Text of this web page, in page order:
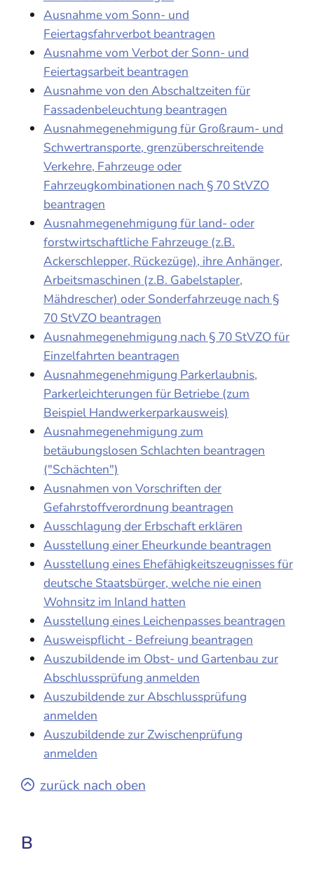
Ausnahme vom Sonn- und
Feiertagsfahrverbot beantragen
Ausnahme vom Verbot der Sonn- und
Feiertagsarbeit beantragen
Ausnahme von den Abschaltzeiten für
Fassadenbeleuchtung beantragen
Ausnahmegenehmigung für Großraum- und
Schwertransporte, grenzüberschreitende
Verkehre, Fahrzeuge oder
Fahrzeugkombinationen nach § 70 StVZO
beantragen
Ausnahmegenehmigung für land- oder
forstwirtschaftliche Fahrzeuge (z.B.
Ackerschlepper, Rückezüge), ihre Anhänger,
Arbeitsmaschinen (z.B. Gabelstapler,
Mähdrescher) oder Sonderfahrzeuge nach §
70 StVZO beantragen
Ausnahmegenehmigung nach § 70 StVZO für
Einzelfahrten beantragen
Ausnahmegenehmigung Parkerlaubnis,
Parkerleichterungen für Betriebe (zum
Beispiel Handwerkerparkausweis)
Ausnahmegenehmigung zum
betäubungslosen Schlachten beantragen
("Schächten")
Ausnahmen von Vorschriften der
Gefahrstoffverordnung beantragen
Ausschlagung der Erbschaft erklären
Ausstellung einer Eheurkunde beantragen
Ausstellung eines Ehefähigkeitszeugnisses für
deutsche Staatsbürger, welche nie einen
Wohnsitz im Inland hatten
Ausstellung eines Leichenpasses beantragen
Ausweispflicht - Befreiung beantragen
Auszubildende im Obst- und Gartenbau zur
Abschlussprüfung anmelden
Auszubildende zur Abschlussprüfung
anmelden
Auszubildende zur Zwischenprüfung
anmelden
zurück nach oben
B